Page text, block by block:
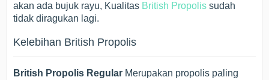
akan ada bujuk rayu, Kualitas British Propolis sudah
tidak diragukan lagi.
Kelebihan British Propolis
British Propolis Regular Merupakan propolis paling